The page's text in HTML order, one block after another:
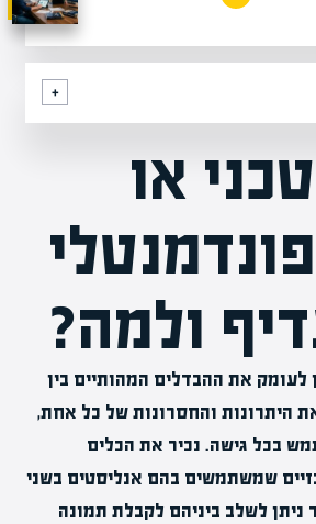
או
ולמה?
את ההבדלים המהותיים בין
היתרונות והחסרונות של כל אחת,
בכל גישה. נכיר את הכלים
שמשתמשים בהם אנליסטים בשני
ניתן לשלב ביניהם לקבלת תמונה